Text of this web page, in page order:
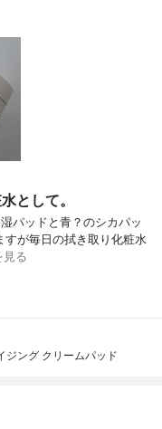
として。
パッドと青？のシカパッ
すが毎日の拭き取り化粧水
見る
ジング クリームパッド